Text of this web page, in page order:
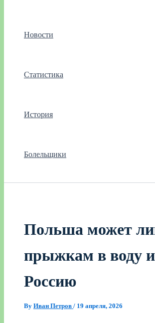
Новости
Статистика
История
Болельщики
Польша может
прыжкам в воду
Россию
By Иван Петров / 19 апреля, 2026